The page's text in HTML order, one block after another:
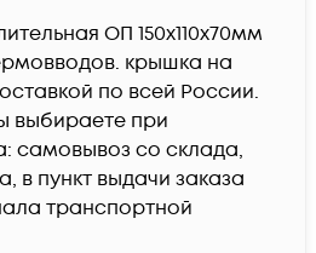
ОП 150х110х70мм
крышка на
по всей России.
выбираете при
самовывоз со склада,
в пункт выдачи заказа
транспортной